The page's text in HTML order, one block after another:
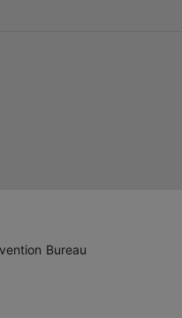
Bureau